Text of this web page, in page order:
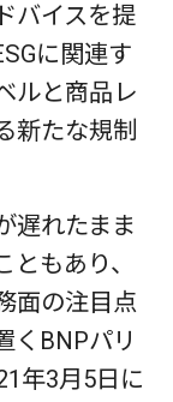
バイスを提
に関連す
ルと商品レ
新たな規制
遅れたまま
もあり、
面の注目点
くBNPパリ
年3月5日に